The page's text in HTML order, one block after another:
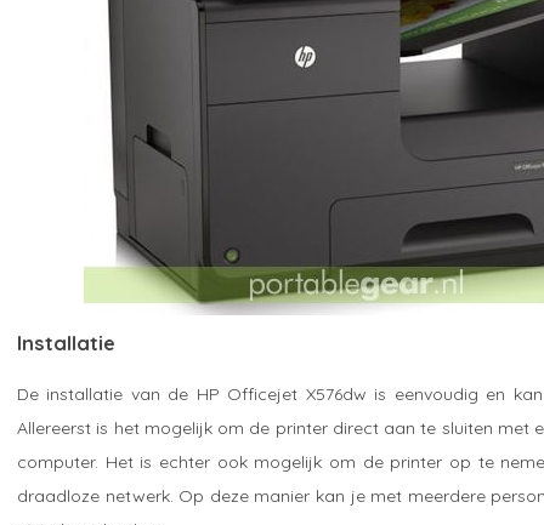
Installatie
De installatie van de HP Officejet X576dw is eenvoudig en
Allereerst is het mogelijk om de printer direct aan te sluiten met
computer. Het is echter ook mogelijk om de printer op te
draadloze netwerk. Op deze manier kan je met meerdere